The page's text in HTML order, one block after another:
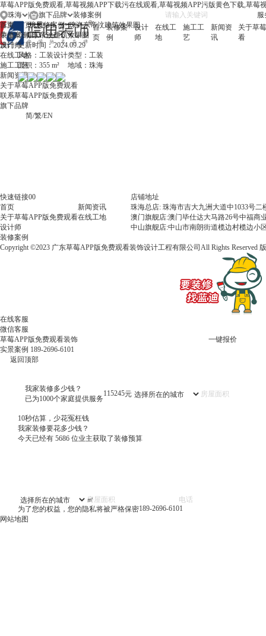
草莓APP版免费观看,草莓视频APP下载污在线观看,草莓视频APP污版黄色下载,草莓
珠海
珠海
中山
澳门
旗下品牌
境思
服
首
页
装修案
例
设计
师
在线工
地
施工工
艺
新闻资
讯
关于草
看
首页
装修案例
设计师
在线工地
施工工艺
新闻资讯
关于草莓APP版免费观看
联系草莓APP版免费观看
旗下品牌
简/繁/EN
首页>装修案例>珠海东帝汶建筑效果图
珠海东帝汶建筑效果图
更新时间：2024.09.29
风格： 工装设计
面积： 355 m²
类型： 工装
地域： 珠海
快速链接00
首页
关于草莓APP版免费观看
设计师
装修案例
新闻资讯
在线工地
店铺地址
珠海总店: 珠海市吉大九洲大道中1033号二
澳门旗舰店:澳门毕仕达大马路26号中福商
中山旗舰店:中山市南朗街道榄边村榄边小
Copyright ©2023 广东草莓APP版免费观看装饰设计工程有限公司All Rights Reserved
在线客服
微信客服
草莓APP版免费观看装饰
一键报价
实景案例 189-2696-6101
返回顶部
我家装修多少钱？
已为1000个家庭提供服务
115245元
10秒估算，少花冤枉钱
我家装修要花多少钱？
今天已经有 5686 位业主获取了装修预算
㎡
为了您的权益，您的隐私将被严格保密189-2696-6101
网站地图